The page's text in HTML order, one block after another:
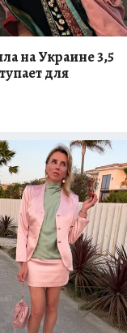
на Украине 3,5
для